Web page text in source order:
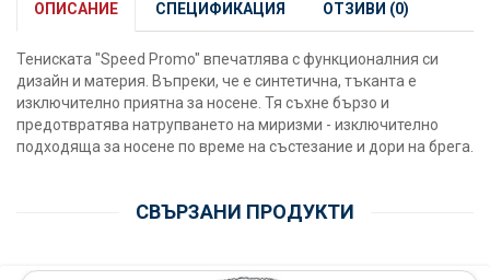
ОПИСАНИЕ СПЕЦИФИКАЦИЯ ОТЗИВИ (0)
Тениската "Speed Promo" впечатлява с функционалния си
дизайн и материя. Въпреки, че е синтетична, тъканта е
изключително приятна за носене. Тя съхне бързо и
предотвратява натрупването на миризми - изключително
подходяща за носене по време на състезание и дори на брега.
СВЪРЗАНИ ПРОДУКТИ